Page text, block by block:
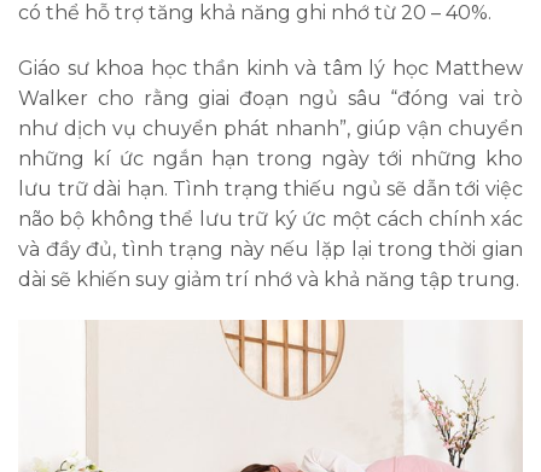
có thể hỗ trợ tăng khả năng ghi nhớ từ 20 – 40%.
Giáo sư khoa học thần kinh và tâm lý học Matthew
Walker cho rằng giai đoạn ngủ sâu “đóng vai trò
như dịch vụ chuyển phát nhanh”, giúp vận chuyển
những kí ức ngắn hạn trong ngày tới những kho
lưu trữ dài hạn. Tình trạng thiếu ngủ sẽ dẫn tới việc
não bộ không thể lưu trữ ký ức một cách chính xác
và đầy đủ, tình trạng này nếu lặp lại trong thời gian
dài sẽ khiến suy giảm trí nhớ và khả năng tập trung.